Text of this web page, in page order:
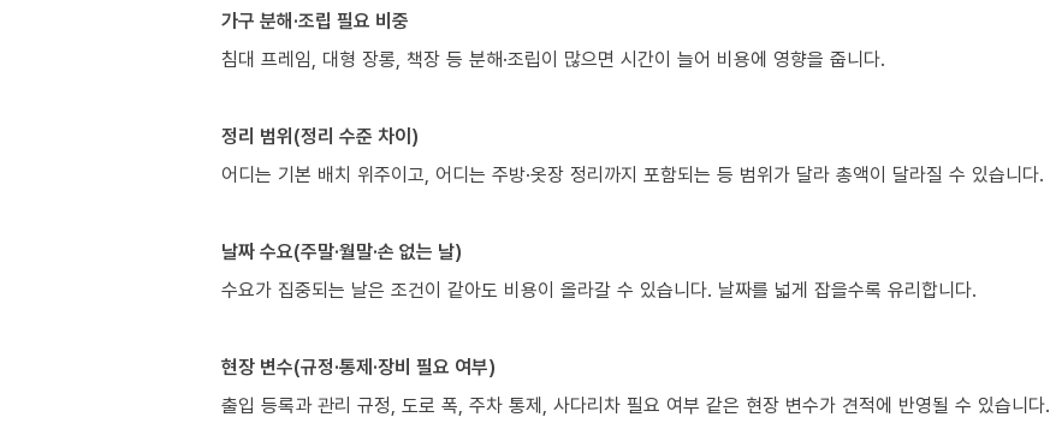
가구 분해·조립 필요 비중
침대 프레임, 대형 장롱, 책장 등 분해·조립이 많으면 시간이 늘어 비용에 영향을 줍니다.
정리 범위(정리 수준 차이)
어디는 기본 배치 위주이고, 어디는 주방·옷장 정리까지 포함되는 등 범위가 달라 총액이 달라질 수 있습니다.
날짜 수요(주말·월말·손 없는 날)
수요가 집중되는 날은 조건이 같아도 비용이 올라갈 수 있습니다. 날짜를 넓게 잡을수록 유리합니다.
현장 변수(규정·통제·장비 필요 여부)
출입 등록과 관리 규정, 도로 폭, 주차 통제, 사다리차 필요 여부 같은 현장 변수가 견적에 반영될 수 있습니다.